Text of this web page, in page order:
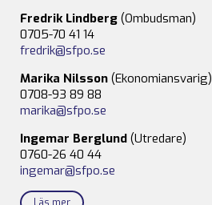
Fredrik Lindberg (Ombudsman)
0705-70 41 14
fredrik@sfpo.se
Marika Nilsson (Ekonomiansvarig)
0708-93 89 88
marika@sfpo.se
Ingemar Berglund (Utredare)
0760-26 40 44
ingemar@sfpo.se